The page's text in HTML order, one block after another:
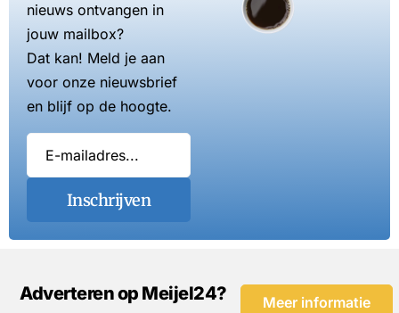
nieuws ontvangen in
jouw mailbox?
Dat kan! Meld je aan
voor onze nieuwsbrief
en blijf op de hoogte.
Inschrijven
Adverteren op Meijel24? Meer informatie